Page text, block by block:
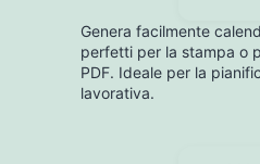
Genera facilmente
perfetti per la stampa o
PDF. Ideale per la
lavorativa.